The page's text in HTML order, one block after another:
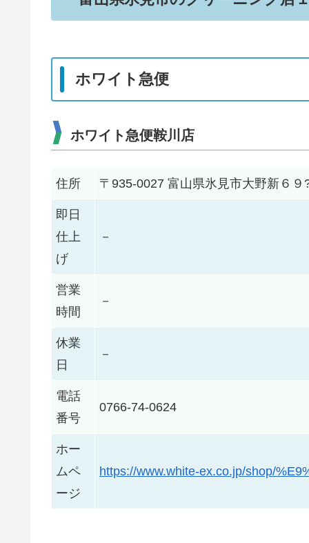
ホワイト急便
ホワイト急便鞍川店
住所 〒935-0027 富山県氷見市大野新６９
即日
仕上
げ
－
営業
時間
－
休業
日
－
電話
番号
0766-74-0624
ホー
ムペ
ージ
https://www.white-ex.co.jp/shop/